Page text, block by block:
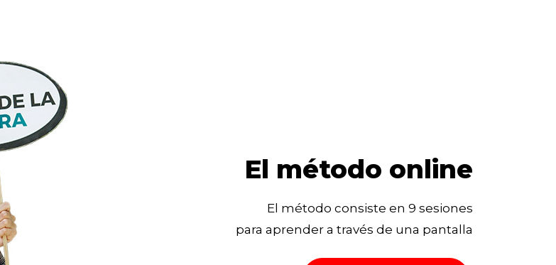
El método online
El método consiste en 9 sesiones
para aprender a través de una pantalla